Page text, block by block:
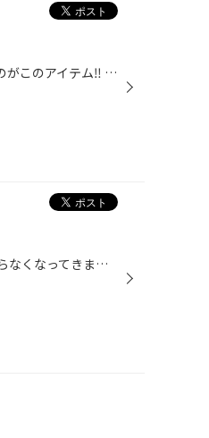
夜になると窓の凍結が見受けられますね❄️ そんな時に有ると便利なのがこのアイテム‼️ これが有れば凍結の窓もすぐに視界スッキリ✨ 只今セール中ですので、詳しくはスタッフまで‼️
皆様こんにちは！ だいぶ寒い日も続き、いつ雨が雪に変わるかわからなくなってきましたね…。 そんな時に意外と気になるのが、車内のニオイです…。 窓を閉め切ったまま、暖気をするので余計気になってしまいがちです。 原因のひとつとして挙げられるのが、エアコンフィルターのつまりや汚れです！ 外...